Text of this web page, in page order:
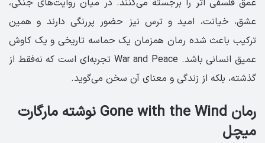
عمق فلسفی اثر را برجسته می‌کنند. در میان روایت‌های جنگی،
عشق، خیانت، امید و ترس نیز حضور پررنگی دارند و همین
ترکیب باعث شده رمان همزمان یک حماسه تاریخی و یک کاوش
عمیق انسانی باشد. War and Peace تجربه‌ای است که نه‌فقط از
گذشته، بلکه از زندگی و معنای آن سخن می‌گوید.
رمان Gone with the Wind نوشته مارگارت
میچل